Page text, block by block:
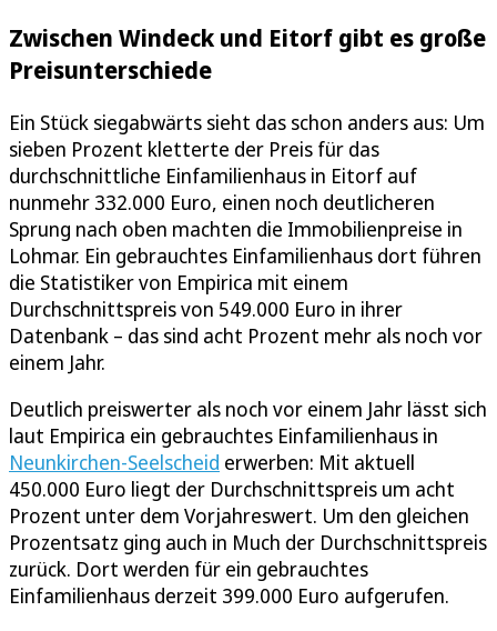
Zwischen Windeck und Eitorf gibt es große
Preisunterschiede
Ein Stück siegabwärts sieht das schon anders aus: Um
sieben Prozent kletterte der Preis für das
durchschnittliche Einfamilienhaus in Eitorf auf
nunmehr 332.000 Euro, einen noch deutlicheren
Sprung nach oben machten die Immobilienpreise in
Lohmar. Ein gebrauchtes Einfamilienhaus dort führen
die Statistiker von Empirica mit einem
Durchschnittspreis von 549.000 Euro in ihrer
Datenbank – das sind acht Prozent mehr als noch vor
einem Jahr.
Deutlich preiswerter als noch vor einem Jahr lässt sich
laut Empirica ein gebrauchtes Einfamilienhaus in
Neunkirchen-Seelscheid erwerben: Mit aktuell
450.000 Euro liegt der Durchschnittspreis um acht
Prozent unter dem Vorjahreswert. Um den gleichen
Prozentsatz ging auch in Much der Durchschnittspreis
zurück. Dort werden für ein gebrauchtes
Einfamilienhaus derzeit 399.000 Euro aufgerufen.